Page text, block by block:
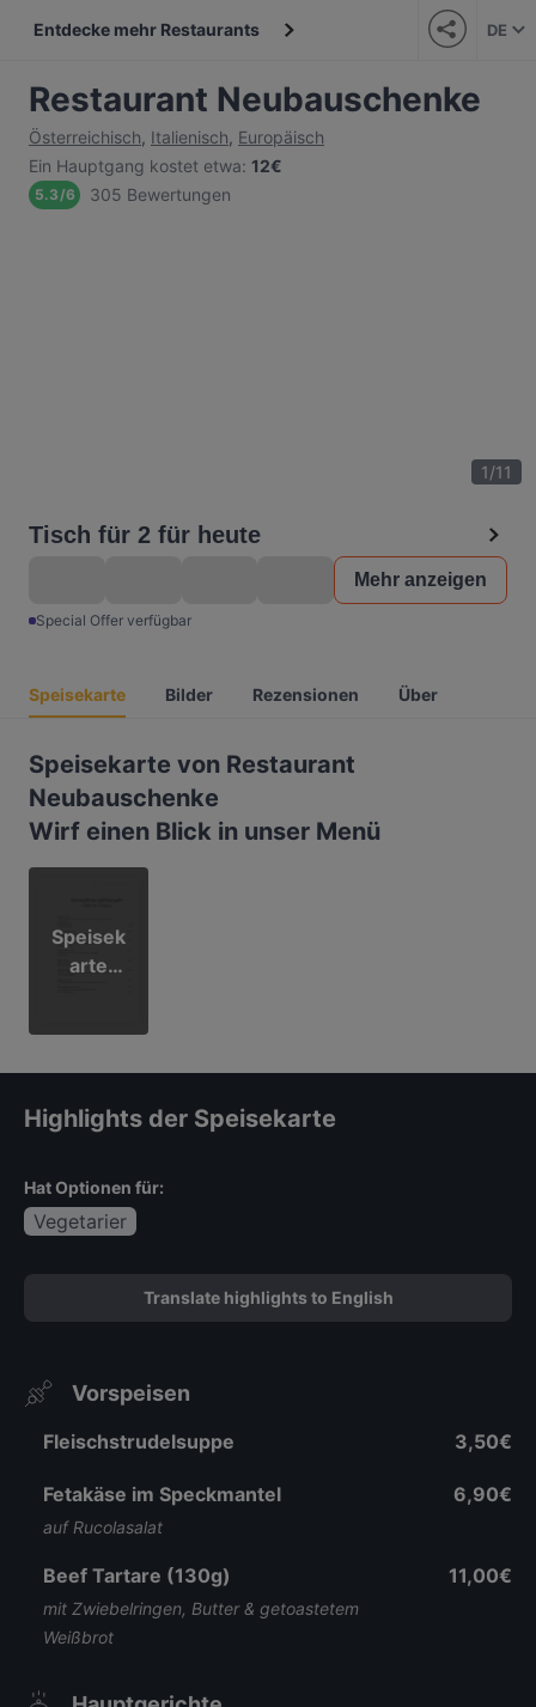
Entdecke mehr Restaurants DE
Restaurant Neubauschenke
Österreichisch, Italienisch, Europäisch
Ein Hauptgang kostet etwa: 12€
5.3/6 305 Bewertungen
1/11
Tisch für 2 für heute
Mehr anzeigen
Special Offer verfügbar
Speisekarte Bilder Rezensionen Über
Speisekarte von Restaurant
Neubauschenke
Wirf einen Blick in unser Menü
Speisek
arte
Highlights der Speisekarte
Hat Optionen für:
Vegetarier
Translate highlights to English
Vorspeisen
Fleischstrudelsuppe 3,50€
Fetakäse im Speckmantel
auf Rucolasalat
6,90€
Beef Tartare (130g)
mit Zwiebelringen, Butter & getoastetem
Weißbrot
11,00€